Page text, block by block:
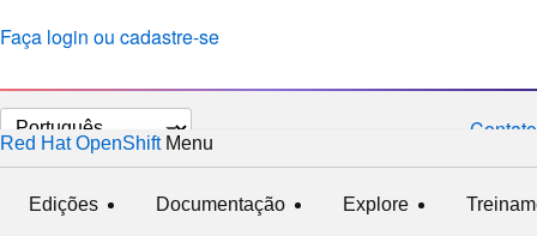
Faça login ou cadastre-se
Selecionar
idioma
Contato
Red Hat OpenShift Menu
Edições Documentação Explore